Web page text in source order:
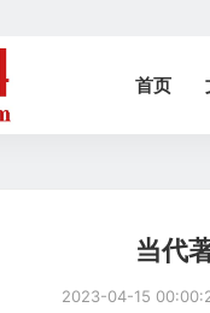
首页
当代
2023-04-15